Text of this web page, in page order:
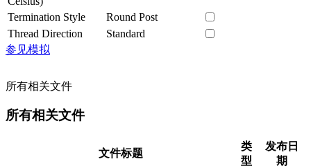
Termination Style
Round Post
Thread Direction
Standard
参见模拟
所有相关文件
所有相关文件
文件标题
类
型
发布日
期